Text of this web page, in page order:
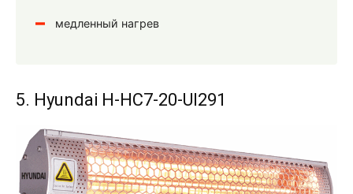
медленный нагрев
5. Hyundai H-HC7-20-UI291